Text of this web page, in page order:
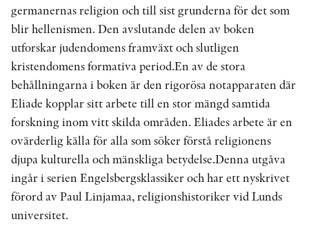
germanernas religion och till sist grunderna för det som
blir hellenismen. Den avslutande delen av boken
utforskar judendomens framväxt och slutligen
kristendomens formativa period.En av de stora
behållningarna i boken är den rigorösa notapparaten där
Eliade kopplar sitt arbete till en stor mängd samtida
forskning inom vitt skilda områden. Eliades arbete är en
ovärderlig källa för alla som söker förstå religionens
djupa kulturella och mänskliga betydelse.Denna utgåva
ingår i serien Engelsbergsklassiker och har ett nyskrivet
förord av Paul Linjamaa, religionshistoriker vid Lunds
universitet.